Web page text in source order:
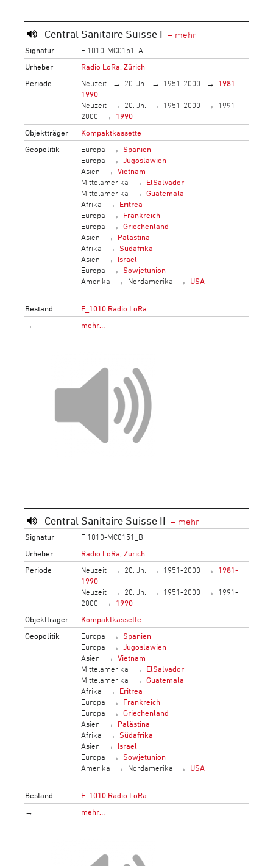
Central Sanitaire Suisse I
Signatur
F 1010-MC0151_A
Urheber
Radio LoRa, Zürich
Periode
Neuzeit 20. Jh. 1951-2000
1981-
1990
Neuzeit
20. Jh. 1951-2000
1991-
2000
1990
Objektträger
Kompaktkassette
Geopolitik
Europa
Spanien
Europa
Jugoslawien
Asien
Vietnam
Mittelamerika
ElSalvador
Mittelamerika
Guatemala
Afrika
Eritrea
Europa
Frankreich
Europa
Griechenland
Asien
Palästina
Afrika
Südafrika
Asien
Israel
Europa
Sowjetunion
Amerika
Nordamerika USA
Bestand
F_1010 Radio LoRa
→
mehr…
Central Sanitaire Suisse II
Signatur
F 1010-MC0151_B
Urheber
Radio LoRa, Zürich
Periode
Neuzeit 20. Jh. 1951-2000
1981-
1990
Neuzeit
20. Jh. 1951-2000
1991-
2000
1990
Objektträger
Kompaktkassette
Geopolitik
Europa
Spanien
Europa
Jugoslawien
Asien
Vietnam
Mittelamerika
ElSalvador
Mittelamerika
Guatemala
Afrika
Eritrea
Europa
Frankreich
Europa
Griechenland
Asien
Palästina
Afrika
Südafrika
Asien
Israel
Europa
Sowjetunion
Amerika
Nordamerika USA
Bestand
F_1010 Radio LoRa
→
mehr…